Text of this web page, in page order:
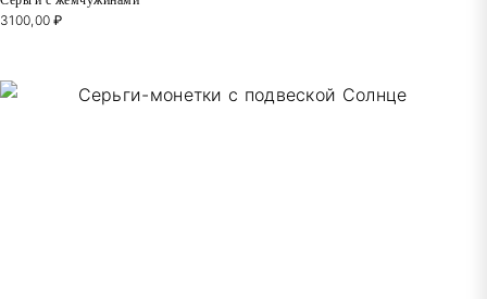
3100,00₽